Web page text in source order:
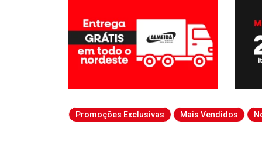
Promoções Exclusivas Mais Vendidos